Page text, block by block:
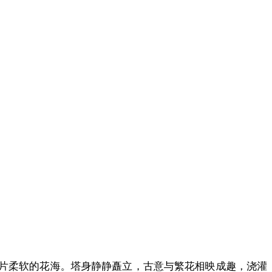
柔软的花海。塔身静静矗立，古意与繁花相映成趣，浇灌